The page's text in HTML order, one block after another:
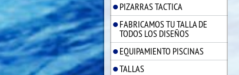
PIZARRAS TACTICA
FABRICAMOS TU TALLA DE
TODOS LOS DISEÑOS
EQUIPAMIENTO PISCINAS
TALLAS